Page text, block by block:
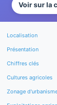
Voir sur la
Localisation
Présentation
Chiffres clés
Cultures agricoles
Zonage